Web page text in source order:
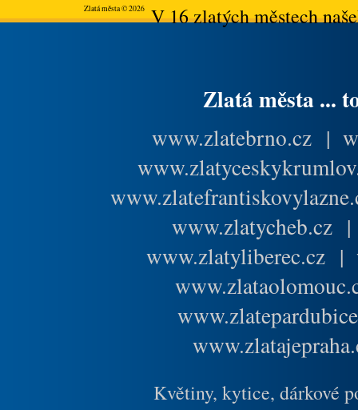
Zlatá města © 2026V 16 zlatých městech
Zlatá města ...
www.zlatebrno.cz |
www.zlatycheb.cz
www.zlatyliberec.cz |
Květiny, kytice, dárkové